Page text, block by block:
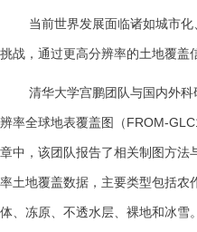
当前世界发展面临诸如城市
挑战，通过更高分辨率的土地覆盖
清华大学宫鹏团队与国内外
辨率全球地表覆盖图（FROM-
章中，该团队报告了相关制图方
率土地覆盖数据，主要类型包括农
体、冻原、不透水层、裸地和冰雪。